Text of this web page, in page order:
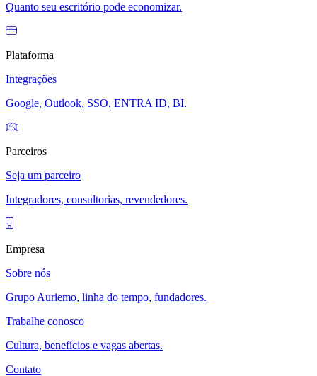
Quanto seu escritório pode economizar.
Plataforma
Integrações
Google, Outlook, SSO, ENTRA ID, BI.
Parceiros
Seja um parceiro
Integradores, consultorias, revendedores.
Empresa
Sobre nós
Grupo Auriemo, linha do tempo, fundadores.
Trabalhe conosco
Cultura, benefícios e vagas abertas.
Contato